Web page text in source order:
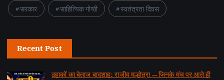
सरकार
साहित्यिक गोष्ठी स्वतंत्रता दिवस
Recent Post
ठहाकों का बेताज बादशाह: राजीव मल्होत्रा — जिनके मंच पर आते ही